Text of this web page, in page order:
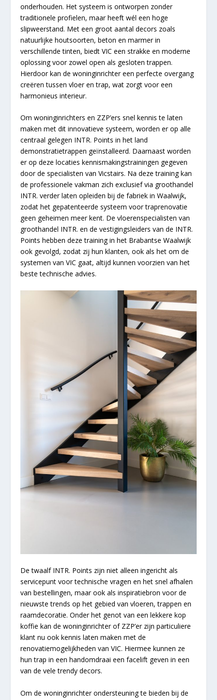
onderhouden. Het systeem is ontworpen zonder
traditionele profielen, maar heeft wél een hoge
slipweerstand. Met een groot aantal decors zoals
natuurlijke houtsoorten, beton en marmer in
verschillende tinten, biedt VIC een strakke en moderne
oplossing voor zowel open als gesloten trappen.
Hierdoor kan de woninginrichter een perfecte overgang
creëren tussen vloer en trap, wat zorgt voor een
harmonieus interieur.
Om woninginrichters en ZZP’ers snel kennis te laten
maken met dit innovatieve systeem, worden er op alle
centraal gelegen INTR. Points in het land
demonstratietrappen geïnstalleerd. Daarnaast worden
er op deze locaties kennismakingstrainingen gegeven
door de specialisten van Vicstairs. Na deze training kan
de professionele vakman zich exclusief via groothandel
INTR. verder laten opleiden bij de fabriek in Waalwijk,
zodat het gepatenteerde systeem voor traprenovatie
geen geheimen meer kent. De vloerenspecialisten van
groothandel INTR. en de vestigingsleiders van de INTR.
Points hebben deze training in het Brabantse Waalwijk
ook gevolgd, zodat zij hun klanten, ook als het om de
systemen van VIC gaat, altijd kunnen voorzien van het
beste technische advies.
De twaalf INTR. Points zijn niet alleen ingericht als
servicepunt voor technische vragen en het snel afhalen
van bestellingen, maar ook als inspiratiebron voor de
nieuwste trends op het gebied van vloeren, trappen en
raamdecoratie. Onder het genot van een lekkere kop
koffie kan de woninginrichter of ZZP’er zijn particuliere
klant nu ook kennis laten maken met de
renovatiemogelijkheden van VIC. Hiermee kunnen ze
hun trap in een handomdraai een facelift geven in een
van de vele trendy decors.
Om de woninginrichter ondersteuning te bieden bij de